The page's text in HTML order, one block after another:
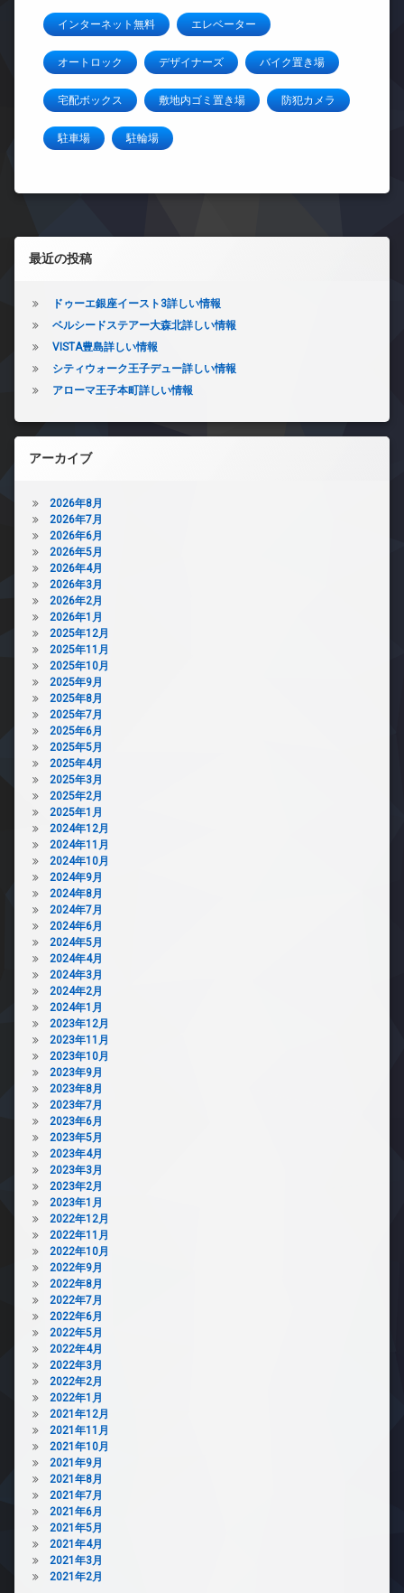
インターネット無料 エレベーター
オートロック デザイナーズ バイク置き場
宅配ボックス 敷地内ゴミ置き場 防犯カメラ
駐車場 駐輪場
左サイドバー
最近の投稿
ドゥーエ銀座イースト3詳しい情報
ベルシードステアー大森北詳しい情報
VISTA豊島詳しい情報
シティウォーク王子デュー詳しい情報
アローマ王子本町詳しい情報
アーカイブ
2026年8月
2026年7月
2026年6月
2026年5月
2026年4月
2026年3月
2026年2月
2026年1月
2025年12月
2025年11月
2025年10月
2025年9月
2025年8月
2025年7月
2025年6月
2025年5月
2025年4月
2025年3月
2025年2月
2025年1月
2024年12月
2024年11月
2024年10月
2024年9月
2024年8月
2024年7月
2024年6月
2024年5月
2024年4月
2024年3月
2024年2月
2024年1月
2023年12月
2023年11月
2023年10月
2023年9月
2023年8月
2023年7月
2023年6月
2023年5月
2023年4月
2023年3月
2023年2月
2023年1月
2022年12月
2022年11月
2022年10月
2022年9月
2022年8月
2022年7月
2022年6月
2022年5月
2022年4月
2022年3月
2022年2月
2022年1月
2021年12月
2021年11月
2021年10月
2021年9月
2021年8月
2021年7月
2021年6月
2021年5月
2021年4月
2021年3月
2021年2月